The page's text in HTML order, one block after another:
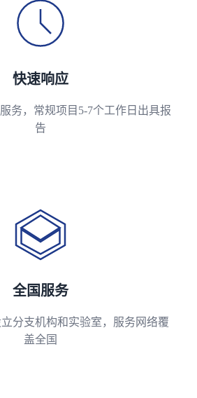
快速响应
务，常规项目5-7个工作日出具报
告
全国服务
分支机构和实验室，服务网络覆
盖全国